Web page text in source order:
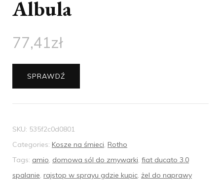
Albula
77,41zł
SPRAWDŹ
SKU: 535f2c0d0801
Categories: Kosze na śmieci, Rotho
Tags: amio, domowa sól do zmywarki, fiat ducato 3.0
spalanie, rajstop w sprayu gdzie kupic, żel do naprawy